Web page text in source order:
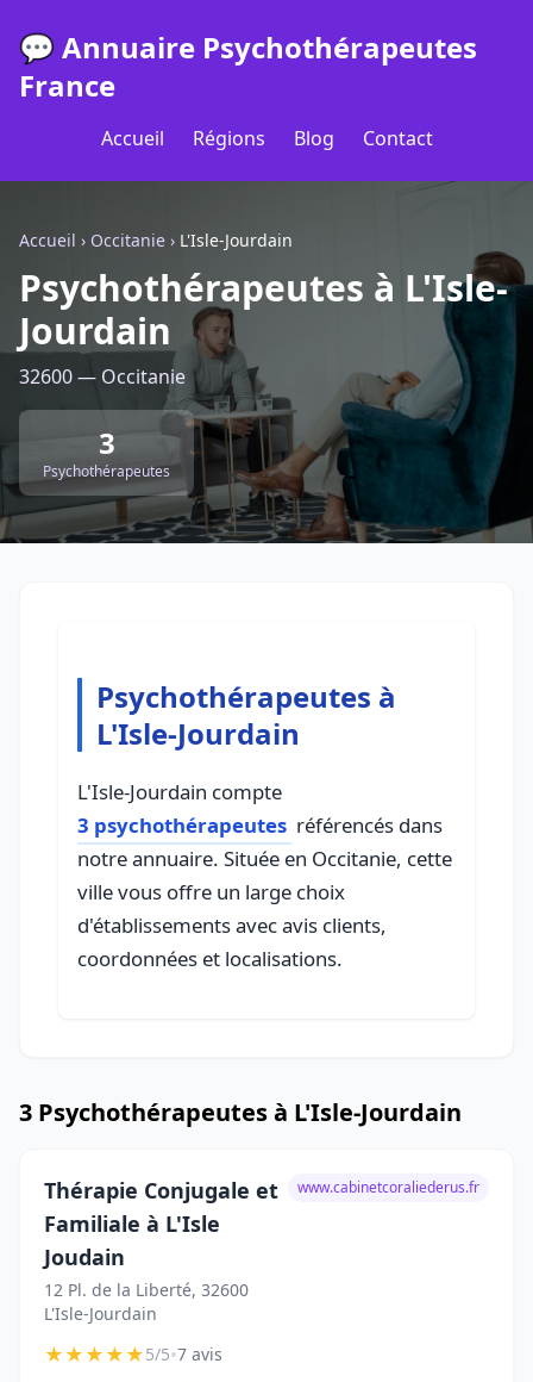
💬 Annuaire Psychothérapeutes
France
Accueil Régions Blog Contact
Accueil › Occitanie › L'Isle-Jourdain
Psychothérapeutes à L'Isle-
Jourdain
32600 — Occitanie
3
Psychothérapeutes
Psychothérapeutes à
L'Isle-Jourdain
L'Isle-Jourdain compte
3 psychothérapeutes référencés dans
notre annuaire. Située en Occitanie, cette
ville vous offre un large choix
d'établissements avec avis clients,
coordonnées et localisations.
3 Psychothérapeutes à L'Isle-Jourdain
Thérapie Conjugale et
Familiale à L'Isle
Joudain
12 Pl. de la Liberté, 32600
L'Isle-Jourdain
www.cabinetcoraliederus.fr
★★★★★5/5•7 avis